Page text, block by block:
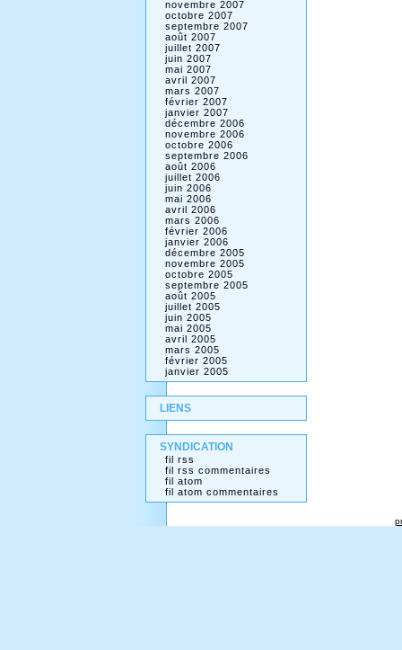
novembre 2007
octobre 2007
septembre 2007
août 2007
juillet 2007
juin 2007
mai 2007
avril 2007
mars 2007
février 2007
janvier 2007
décembre 2006
novembre 2006
octobre 2006
septembre 2006
août 2006
juillet 2006
juin 2006
mai 2006
avril 2006
mars 2006
février 2006
janvier 2006
décembre 2005
novembre 2005
octobre 2005
septembre 2005
août 2005
juillet 2005
juin 2005
mai 2005
avril 2005
mars 2005
février 2005
janvier 2005
LIENS
SYNDICATION
fil rss
fil rss commentaires
fil atom
fil atom commentaires